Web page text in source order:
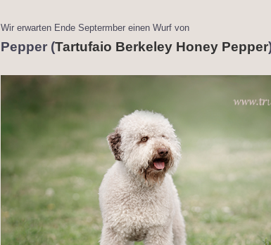
Wir erwarten Ende Septermber einen Wurf von
Pepper (Tartufaio Berkeley Honey Pepper